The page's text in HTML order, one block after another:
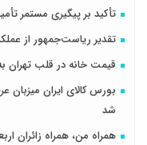
تأکید بر پیگیری مستمر
تقدیر ریاست‌جمهور از
قیمت خانه در قلب تهران
شد
همراه من، همراه زائران